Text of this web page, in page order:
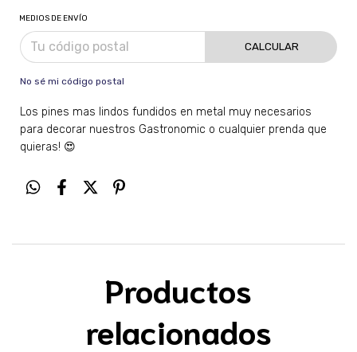
MEDIOS DE ENVÍO
CALCULAR
No sé mi código postal
Los pines mas lindos fundidos en metal muy necesarios
para decorar nuestros Gastronomic o cualquier prenda que
quieras! 😍
Productos
relacionados